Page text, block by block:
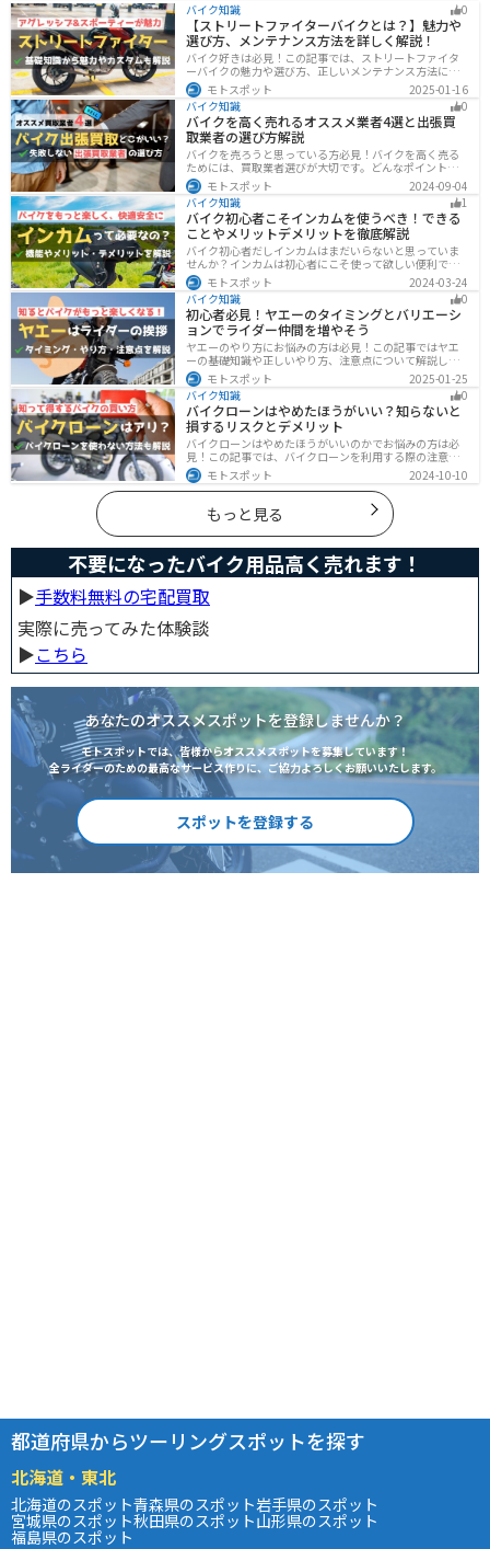
バイク知識 0
【ストリートファイターバイクとは？】魅力や
選び方、メンテナンス方法を詳しく解説！
バイク好きは必見！この記事では、ストリートファイタ
ーバイクの魅力や選び方、正しいメンテナンス方法につ
いて解説しています。実はストリートファイターバイク
は、個性的なデザインと高い走行性能が魅力です。この
記事を読めば、ストリートファイターバイクの魅力がわ
かります。
モトスポット
2025-01-16
バイク知識
0
バイクを高く売れるオススメ業者4選と出張買
取業者の選び方解説
バイクを売ろうと思っている方必見！バイクを高く売る
ためには、買取業者選びが大切です。どんなポイントで
業者を選べばいいのか見るべきポイントを7つまとめまし
た。また、買取実績が豊富なオススメの買取業者を4つを
厳選・解説します。
モトスポット
2024-09-04
バイク知識
1
バイク初心者こそインカムを使うべき！できる
ことやメリットデメリットを徹底解説
バイク初心者だしインカムはまだいらないと思っていま
せんか？インカムは初心者にこそ使って欲しい便利で安
全に運転するための機器です。インカムでできることや
メリットデメリットなどまとめましたので、気になって
いる人はぜひ参考にしてください。
モトスポット
2024-03-24
バイク知識
0
初心者必見！ヤエーのタイミングとバリエーシ
ョンでライダー仲間を増やそう
ヤエーのやり方にお悩みの方は必見！この記事ではヤエ
ーの基礎知識や正しいやり方、注意点について解説しま
す。実はヤエーには、ツーリング中の連帯感を高める効
果があります。この記事を読めば、ヤエーの楽しみ方と
安全に行うポイントがわかるでしょう。
モトスポット
2025-01-25
バイク知識
0
バイクローンはやめたほうがいい？知らないと
損するリスクとデメリット
バイクローンはやめたほうがいいのかでお悩みの方は必
見！この記事では、バイクローンを利用する際の注意点
や失敗しない選び方を解説しています。実は、バイクロ
ーンの選び方にはコツがあります。この記事を読めば、
自分に合った賢い選択をすることが可能です。
モトスポット 2024-10-10
もっと見る
不要になったバイク用品高く売れます！
▶︎手数料無料の宅配買取
実際に売ってみた体験談
▶︎こちら
あなたのオススメスポットを登録しませんか？
モトスポットでは、皆様からオススメスポットを募集しています！
全ライダーのための最高なサービス作りに、ご協力よろしくお願いいたします。
スポットを登録する
都道府県からツーリングスポットを探す
北海道・東北
北海道のスポット青森県のスポット岩手県のスポット
宮城県のスポット秋田県のスポット山形県のスポット
福島県のスポット